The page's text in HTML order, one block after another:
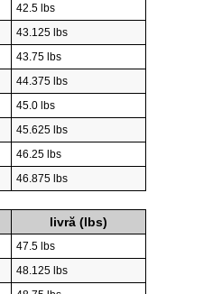
42.5 lbs
43.125 lbs
43.75 lbs
44.375 lbs
45.0 lbs
45.625 lbs
46.25 lbs
46.875 lbs
livră (lbs)
47.5 lbs
48.125 lbs